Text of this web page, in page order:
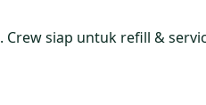
siap untuk refill &